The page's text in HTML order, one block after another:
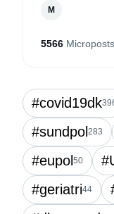
M
5566 Microposts
#covid19dk
#sundpol283
#eupol50
#geriatri44